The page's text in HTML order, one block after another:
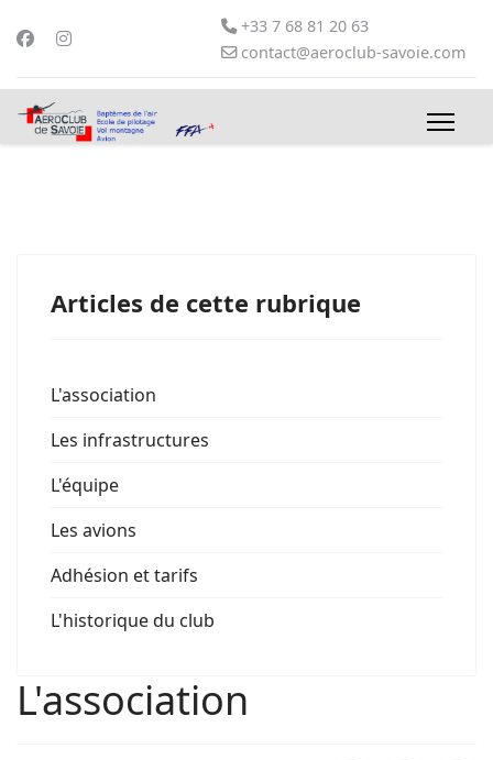
+33 7 68 81 20 63
contact@aeroclub-savoie.com
Articles de cette rubrique
L'association
Les infrastructures
L'équipe
Les avions
Adhésion et tarifs
L'historique du club
L'association